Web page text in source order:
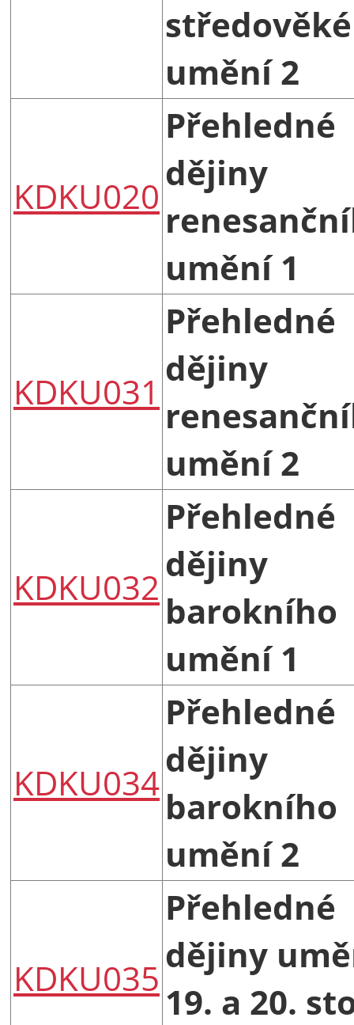
umění 2
KDKU020
Přehledné
dějiny
umění 1
KDKU031
Přehledné
dějiny
umění 2
KDKU032
Přehledné
dějiny
barokního
umění 1
KDKU034
Přehledné
dějiny
barokního
umění 2
KDKU035
Přehledné
dějiny
19. a 20.